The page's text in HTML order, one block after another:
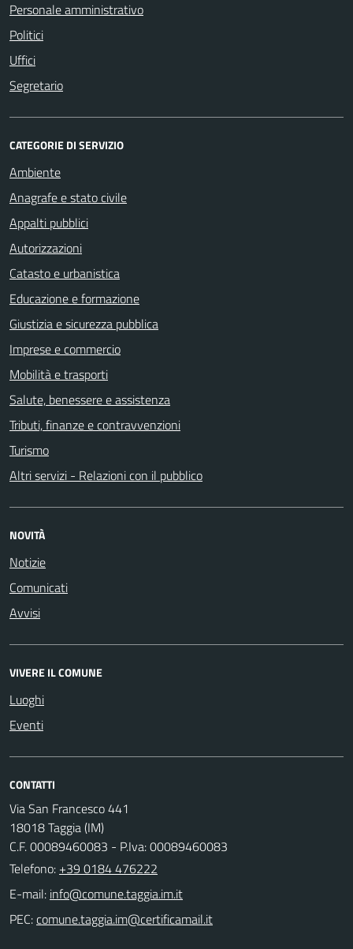
Personale amministrativo
Politici
Uffici
Segretario
CATEGORIE DI SERVIZIO
Ambiente
Anagrafe e stato civile
Appalti pubblici
Autorizzazioni
Catasto e urbanistica
Educazione e formazione
Giustizia e sicurezza pubblica
Imprese e commercio
Mobilità e trasporti
Salute, benessere e assistenza
Tributi, finanze e contravvenzioni
Turismo
Altri servizi - Relazioni con il pubblico
NOVITÀ
Notizie
Comunicati
Avvisi
VIVERE IL COMUNE
Luoghi
Eventi
CONTATTI
Via San Francesco 441
18018 Taggia (IM)
C.F. 00089460083 - P.Iva: 00089460083
Telefono: +39 0184 476222
E-mail:
PEC: